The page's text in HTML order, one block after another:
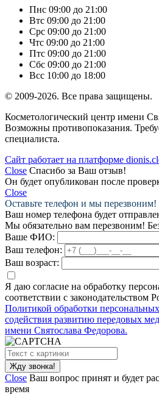
Пнс 09:00 до 21:00
Втс 09:00 до 21:00
Срс 09:00 до 21:00
Чтс 09:00 до 21:00
Птс 09:00 до 21:00
Сбс 09:00 до 21:00
Всс 10:00 до 18:00
© 2009-2026. Все права защищены.
Косметологический центр имени
Возможны противопоказания.
специалиста.
Сайт работает на платформе
Close Спасибо за Ваш отзыв!
Он будет опубликован после
Close
Оставьте телефон и мы перезвоним!
Ваш номер телефона будет
Мы обязательно вам перезвоним!
Ваше ФИО:
Ваш телефон:
Ваш возраст:
Я даю согласие на обработку
соответствии с законодательством
Политикой обработки
содействия развитию передовых
имени Святослава Федорова.
Close Ваш вопрос принят и будет
время